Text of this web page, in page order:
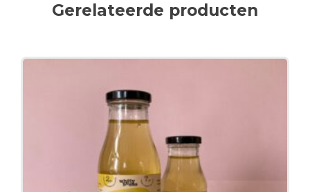
Gerelateerde producten